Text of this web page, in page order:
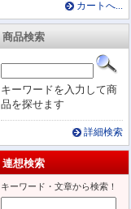
カートへ...
商品検索
キーワードを入力して商
品を探せます
詳細検索
連想検索
キーワード・文章から検索！